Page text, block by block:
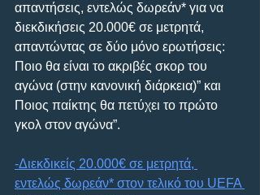
απαντήσεις, εντελώς δωρεάν* για να
διεκδικήσεις 20.000€ σε μετρητά,
απαντώντας σε δύο μόνο ερωτήσεις:
Ποιο θα είναι το ακριβές σκορ του
αγώνα (στην κανονική διάρκεια)” και
Ποιος παίκτης θα πετύχει το πρώτο
γκολ στον αγώνα”.
-Διεκδικείς 20.000€ σε μετρητά,
εντελώς δωρεάν* στον τελικό του UEFA